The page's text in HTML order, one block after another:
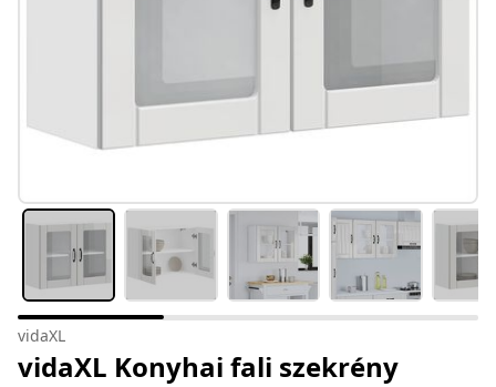
vidaXL
vidaXL Konyhai fali szekrény